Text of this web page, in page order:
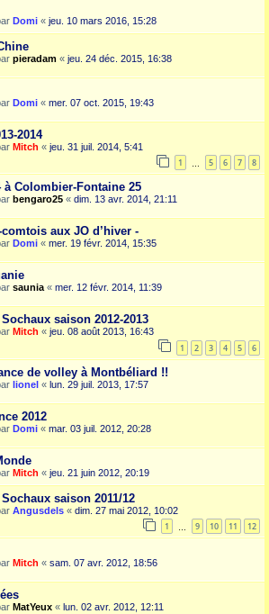
Domi « jeu. 10 mars 2016, 15:28
pieradam « jeu. 24 déc. 2015, 16:38
Domi « mer. 07 oct. 2015, 19:43
2014
Mitch « jeu. 31 juil. 2014, 5:41
1 5 6 7 8
à Colombier-Fontaine 25
bengaro25 « dim. 13 avr. 2014, 21:11
aux JO d’hiver -
Domi « mer. 19 févr. 2014, 15:35
saunia « mer. 12 févr. 2014, 11:39
saison 2012-2013
Mitch « jeu. 08 août 2013, 16:43
1 2 3 4 5 6
de volley à Montbéliard !!
lionel « lun. 29 juil. 2013, 17:57
2012
Domi « mar. 03 juil. 2012, 20:28
Mitch « jeu. 21 juin 2012, 20:19
saison 2011/12
Angusdels « dim. 27 mai 2012, 10:02
1 9 10 11 12
Mitch « sam. 07 avr. 2012, 18:56
MatYeux « lun. 02 avr. 2012, 12:11